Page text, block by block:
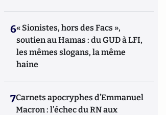
6« Sionistes, hors des Facs »,
soutien au Hamas : du GUD à LFI,
les mêmes slogans, la même
haine
7Carnets apocryphes d’Emmanuel
Macron : l’échec du RN aux